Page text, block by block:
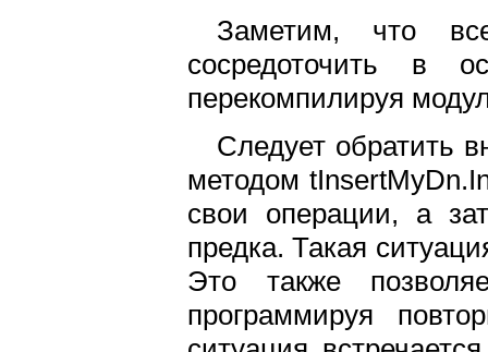
Заметим, что
сосредоточить в
перекомпилируя
Следует обратить
методом
свои операции, а
предка. Такая
Это также
программируя